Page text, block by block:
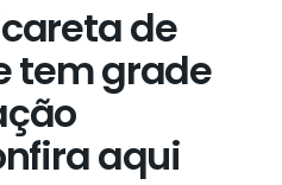
de
tem grade
aqui